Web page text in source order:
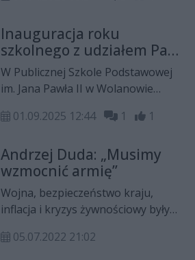
– nowe środki byłyby „okolicznością
korzystną”, na dziś zakład nie
odnotowuje bezpośrednich strat w
produkcji ani zagrożeń dla
zatrudnienia.
Inauguracja roku
szkolnego z udziałem Pary
Prezydenckiej w
Wolanowie
W Publicznej Szkole Podstawowej
im. Jana Pawła II w Wolanowie
roku szkolnego 2025/2026.
rangę, ponieważ uczestniczyła w
nim para prezydencka – Prezydent
RP Karol Nawrocki wraz z małżonką
Martą Nawrocką.
01.09.2025 12:44 1 1
Andrzej Duda: „Musimy
wzmocnić armię”
Wojna, bezpieczeństwo kraju,
inflacja i kryzys żywnościowy były
prezydenta RP Andrzeja Dudy z
05.07.2022 21:02